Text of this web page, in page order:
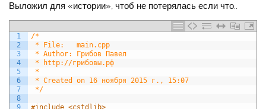
Выложил для «истории», чтоб не потерялась если что..
1
2
3
4
5
6
7
8
/*
* File:   main.cpp
* Author: Грибов Павел
* http://грибовы.рф
*
* Created on 16 ноября 2015 г., 15:07
*/